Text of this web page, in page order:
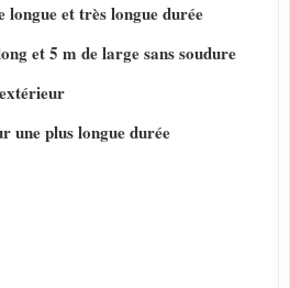
longue et très longue durée
et 5 m de large sans soudure
une plus longue durée